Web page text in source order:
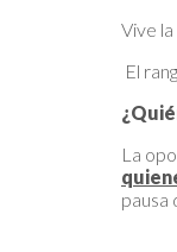
Vive
El
La
pausa